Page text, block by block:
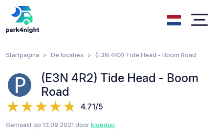
Startpagina De locaties (E3N 4R2) Tide Head - Boom Road
(E3N 4R2) Tide Head - Boom
Road
4.71/5
Gemaakt op 13.09.2021 door kloeduq